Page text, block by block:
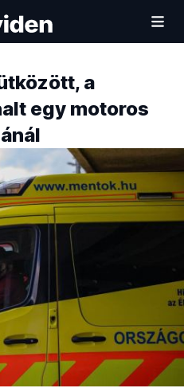
a
egy motoros